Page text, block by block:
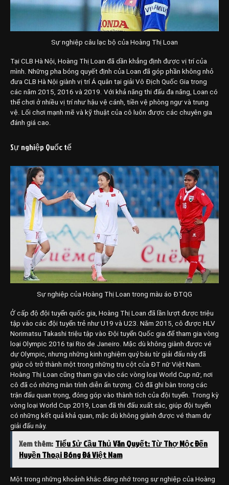
Sự nghiệp câu lạc bộ của Hoàng Thị Loan
Tại CLB Hà Nội, Hoàng Thị Loan đã dần khẳng định được vị trí của
mình. Những pha bóng quyết định của Loan đã góp phần không nhỏ
đưa CLB Hà Nội giành vị trí Á quân tại giải Vô Địch Quốc Gia trong
các năm 2015, 2016 và 2019. Với khả năng thi đấu đa năng, Loan có
thể chơi ở nhiều vị trí như hậu vệ cánh, tiền vệ phòng ngự và trung
vệ. Lối chơi mạnh mẽ và kỹ thuật của cô luôn được các chuyên gia
đánh giá cao.
Sự nghiệp Quốc tế
Sự nghiệp của Hoàng Thị Loan trong màu áo ĐTQG
Ở cấp độ đội tuyển quốc gia, Hoàng Thị Loan đã lần lượt được triệu
tập vào các đội tuyển trẻ như U19 và U23. Năm 2015, cô được HLV
Norimatsu Takashi triệu tập vào Đội tuyển Quốc gia để tham gia vòng
loại Olympic 2016 tại Rio de Janeiro. Mặc dù không giành được vé
dự Olympic, nhưng những kinh nghiệm quý báu từ giải đấu này đã
giúp cô trở thành một trong những trụ cột của ĐT nữ Việt Nam.
Hoàng Thị Loan cũng tham gia vào các vòng loại World Cup nữ, nơi
cô đã có những màn trình diễn ấn tượng. Cô đã ghi bàn trong các
trận đấu quan trọng, đóng góp vào thành tích của đội tuyển. Trong kỳ
vòng loại World Cup 2019, Loan đã thi đấu xuất sắc, giúp đội tuyển
có những kết quả khả quan, mặc dù không giành được vé tham dự
giải đấu này.
Xem thêm: Tiểu Sử Cầu Thủ Văn Quyết: Từ Thợ Mộc Đến
Huyền Thoại Bóng Đá Việt Nam
Một trong những khoảnh khắc đáng nhớ trong sự nghiệp của Hoàng